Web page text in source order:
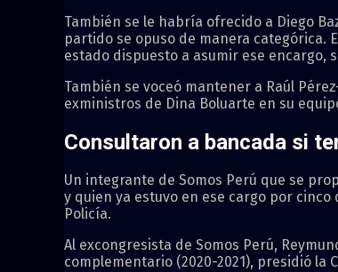
También se le habría ofrecido a Diego
partido se opuso de manera categórica.
estado dispuesto a asumir ese encargo,
También se voceó mantener a Raúl
exministros de Dina Boluarte en su
Consultaron a bancada si
Un integrante de Somos Perú que se
y quien ya estuvo en ese cargo por
Policía.
Al excongresista de Somos Perú,
complementario (2020-2021), presidió la